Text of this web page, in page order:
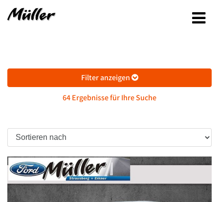
64 Ergebnisse für Ihre Suche
Filter anzeigen